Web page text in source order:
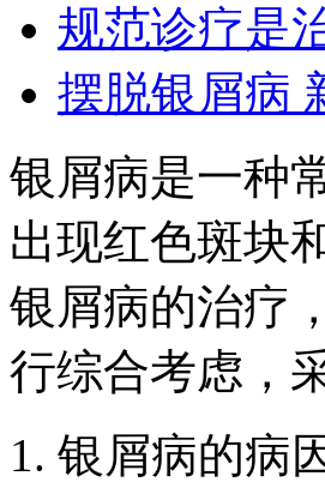
规范诊疗是
摆脱银屑病
银屑病是一种
出现红色斑块
银屑病的治疗
行综合考虑，
1. 银屑病的病